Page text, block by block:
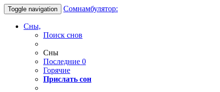
Toggle navigation Сомнамбулятор:
Сны,
Поиск снов
Сны
Последние 0
Горячие
Прислать сон